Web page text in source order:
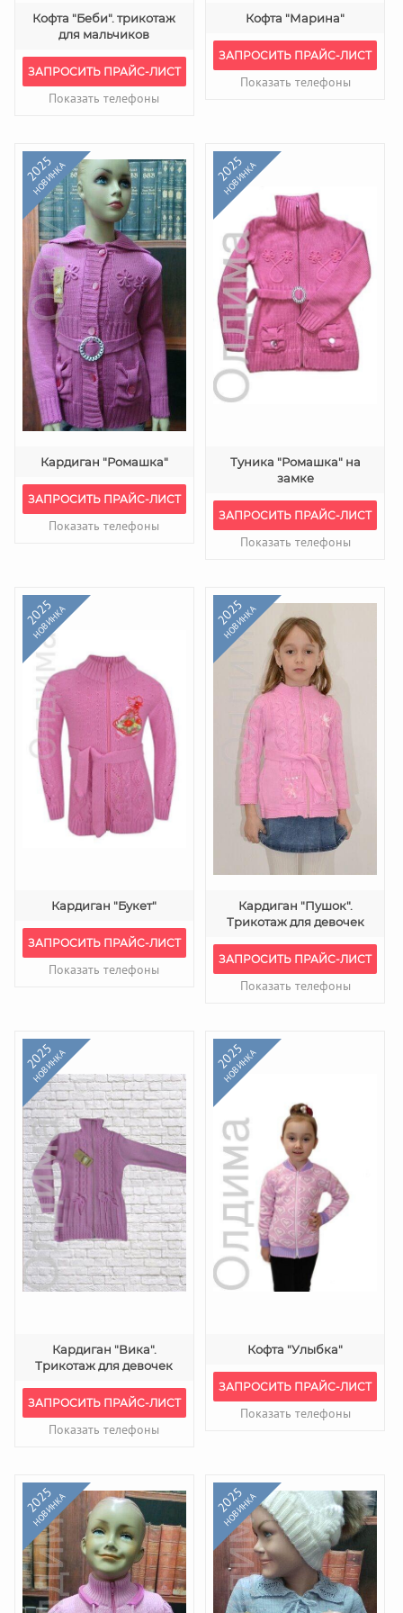
Кофта "Беби". трикотаж
для мальчиков
ЗАПРОСИТЬ ПРАЙС-ЛИСТ
Показать телефоны
Кофта "Марина"
ЗАПРОСИТЬ ПРАЙС-ЛИСТ
Показать телефоны
2025
НОВИНКА
Кардиган "Ромашка"
ЗАПРОСИТЬ ПРАЙС-ЛИСТ
Показать телефоны
2025
НОВИНКА
Туника "Ромашка" на
замке
ЗАПРОСИТЬ ПРАЙС-ЛИСТ
Показать телефоны
2025
НОВИНКА
Кардиган "Букет"
ЗАПРОСИТЬ ПРАЙС-ЛИСТ
Показать телефоны
2025
НОВИНКА
Кардиган "Пушок".
Трикотаж для девочек
ЗАПРОСИТЬ ПРАЙС-ЛИСТ
Показать телефоны
2025
НОВИНКА
Кардиган "Вика".
Трикотаж для девочек
ЗАПРОСИТЬ ПРАЙС-ЛИСТ
Показать телефоны
2025
НОВИНКА
Кофта "Улыбка"
ЗАПРОСИТЬ ПРАЙС-ЛИСТ
Показать телефоны
2025
НОВИНКА 2025
НОВИНКА